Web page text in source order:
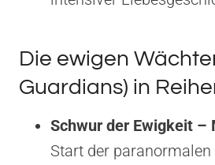
Die ewigen
Guardians) in
Schwur der Ewigkeit –
Start der paranormalen